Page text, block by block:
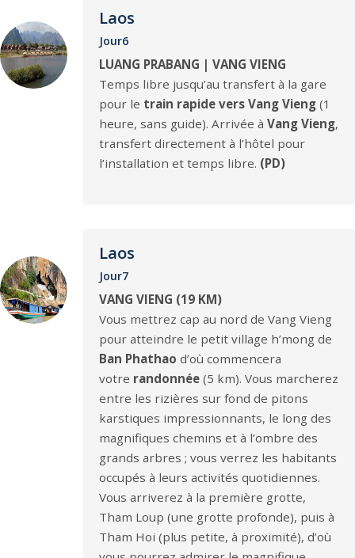
Laos
Jour6
LUANG PRABANG | VANG VIENG
Temps libre jusqu’au transfert à la gare
pour le train rapide vers Vang Vieng (1
heure, sans guide). Arrivée à Vang Vieng,
transfert directement à l’hôtel pour
l’installation et temps libre. (PD)
Laos
Jour7
VANG VIENG (19 KM)
Vous mettrez cap au nord de Vang Vieng
pour atteindre le petit village h’mong de
Ban Phathao d’où commencera
votre randonnée (5 km). Vous marcherez
entre les rizières sur fond de pitons
karstiques impressionnants, le long des
magnifiques chemins et à l’ombre des
grands arbres ; vous verrez les habitants
occupés à leurs activités quotidiennes.
Vous arriverez à la première grotte,
Tham Loup (une grotte profonde), puis à
Tham Hoi (plus petite, à proximité), d’où